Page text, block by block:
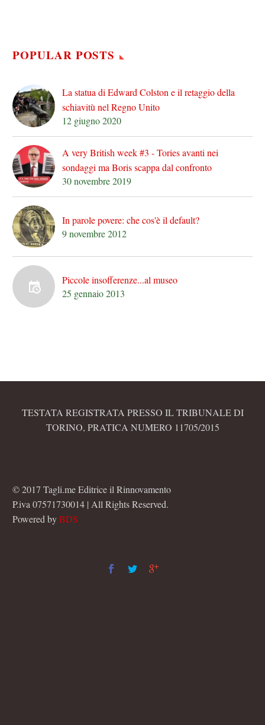
POPULAR POSTS
La statua di Edward Colston e il retaggio della
schiavitù nel Regno Unito
12 giugno 2020
A very British week #3 - Tories avanti nei
sondaggi ma Boris scappa dal confronto
30 novembre 2019
In parole povere: che cos'è il default?
9 novembre 2012
Piccole insofferenze...al museo
25 gennaio 2013
TESTATA REGISTRATA PRESSO IL TRIBUNALE DI
TORINO, PRATICA NUMERO 11705/2015
© 2017 Tagli.me Editrice il Rinnovamento
P.iva 07571730014 | All Rights Reserved.
Powered byBDS